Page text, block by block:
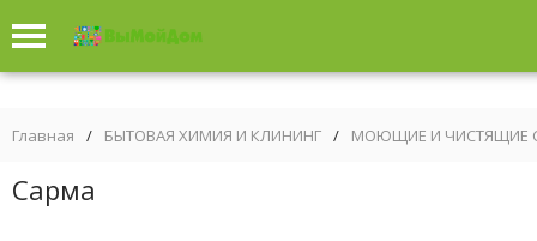
Главная / БЫТОВАЯ ХИМИЯ И КЛИНИНГ / МОЮЩИЕ И ЧИСТЯЩИЕ
Сарма